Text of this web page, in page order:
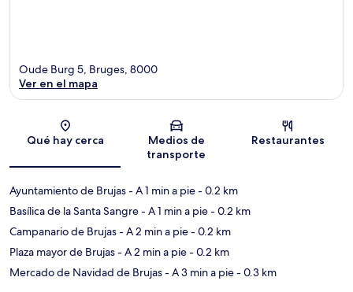
Sección del mapa
Oude Burg 5, Bruges, 8000
Ver en el mapa
Qué hay cerca
Medios de
transporte
Restaurantes
Ayuntamiento de Brujas- A 1 min a pie- 0.2 km
Basílica de la Santa Sangre- A 1 min a pie- 0.2 km
Campanario de Brujas- A 2 min a pie- 0.2 km
Plaza mayor de Brujas- A 2 min a pie- 0.2 km
Mercado de Navidad de Brujas- A 3 min a pie- 0.3 km